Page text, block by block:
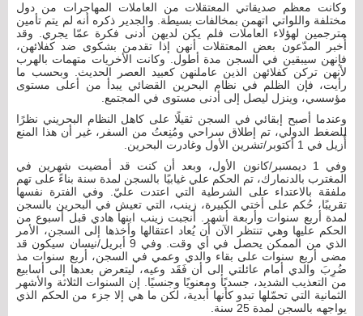
وكانت معظم صديقاتي المعتقلات من العاملات المهاجرات من دول
مختلفة واللواتي اتهمن بمخالفات بسيطة. والجدير ذكره أنه لم يتم تأمين
مترجمين لهؤلاء العاملات فلم يكن لديهن أدنى فكرة عمّا يجري. وقد
أُخبر المدّعون بعض المعتقلات أنهن إذا تقدمن بشكوى ضد كفلائهن،
فإنهن سيبقين في السجن مدة أطول. وكانت الأخريات متهمات بالهرب
لأنهن تركن كفلائهن الذين عاملنهن كعبيد العصر الحديث. وبحسب ما
رأيت، فإن الظلم في نظام البحرين القضائي يبدأ من أعلى مستوى
مؤسسي، وينزل ليصل إلى أدنى مستوى في المجتمع.
وعندما أصبح إبقائي في السجن ثقيلًا على كاهل النظام البحريني نظرًا
للضغط الدولي، تم إطلاق سراحي ومُنِعتُ من السفر، غير أن هذا المنع
أُزيل في 1 أكتوبر/تشرين الأول وغادرت البحرين.
وفي 1 ديمسبر/كانون الأول، وبعد أن كنت قد أمضيت شهرين في
المغترب بالدنمارك، تم الحكم علي غيابيًا بالسجن لمدة سنة بناءً على تهم
ملفقة بالاعتداء على الشرطية التي اعتدت عليّ. وفي الفترة نفسها
تقريبًا، حُكم على أختي الكبيرة، زينب، التي تعيش في البحرين بالسجن
لمدة أربع سنوات وأربعة أشهر. أنجبت زينب ابنها هادي قبل أسبوع من
الحكم عليها وهي تنتظر الآن أن يُعاد اعتقالها وأخذها إلى السجن، الأمر
الذي من الممكن يحصل في أي وقت. وفي 9 أبريل/نيسان سيكون قد
مضى أربع سنوات على بقاء والدي وعمي في السجن، أربع سنوات مذ
ضُرِبَ والدي أمام عائلتي إلى أن فَقَد وعيه، ليتعرض بعدها إلى أسابيع
من التعذيب الشديد، جسديًا ومعنويًا وجنسيًا. إن السنوات الثلاثة والأشهر
الثمانية التي تحمّلها تبدو كأنها أبدية، لكن ما هي إلا جزء من الحكم الذي
يواجهه بالسجن لمدة 25 سنة.